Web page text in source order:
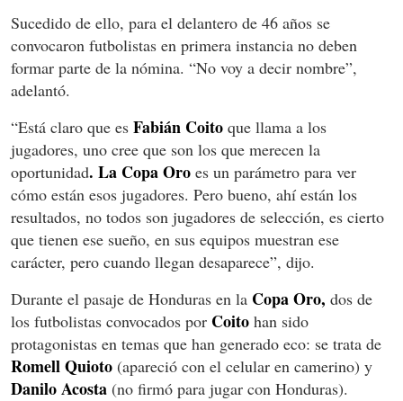
Sucedido de ello, para el delantero de 46 años se
convocaron futbolistas en primera instancia no deben
formar parte de la nómina. “No voy a decir nombre”,
adelantó.
“Está claro que es Fabián Coito que llama a los
jugadores, uno cree que son los que merecen la
oportunidad. La Copa Oro es un parámetro para ver
cómo están esos jugadores. Pero bueno, ahí están los
resultados, no todos son jugadores de selección, es cierto
que tienen ese sueño, en sus equipos muestran ese
carácter, pero cuando llegan desaparece”, dijo.
Durante el pasaje de Honduras en la Copa Oro, dos de
los futbolistas convocados por Coito han sido
protagonistas en temas que han generado eco: se trata de
Romell Quioto (apareció con el celular en camerino) y
Danilo Acosta (no firmó para jugar con Honduras).